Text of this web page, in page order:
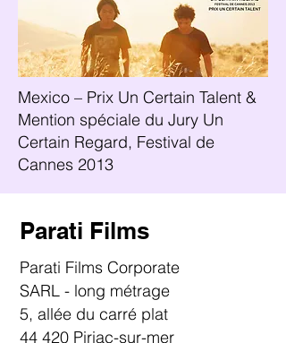
Mexico – Prix Un Certain Talent &
Mention spéciale du Jury Un
Certain Regard, Festival de
Cannes 2013
Parati Films
Parati Films Corporate
SARL - long métrage
5, allée du carré plat
44 420 Piriac-sur-mer